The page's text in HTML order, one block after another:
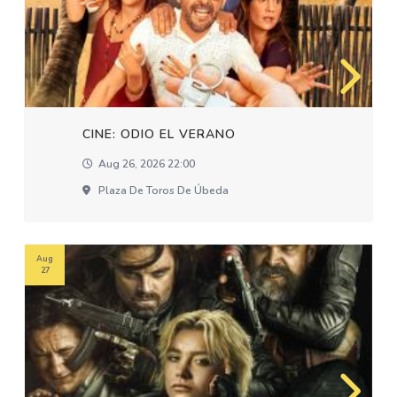
CINE: ODIO EL VERANO
Aug 26, 2026 22:00
Plaza De Toros De Úbeda
Aug
27